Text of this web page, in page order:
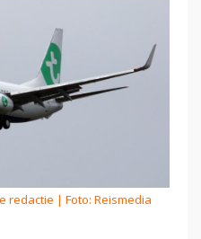
redactie | Foto: Reismedia